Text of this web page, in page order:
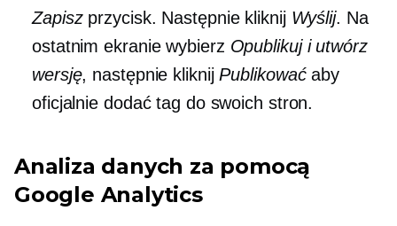
Zapiszprzycisk. Następnie kliknij Wyślij. Na
ostatnim ekranie wybierz Opublikuj i utwórz
wersję, następnie kliknijPublikowaćaby
oficjalnie dodać tag do swoich stron.
Analiza danych za pomocą
Google Analytics